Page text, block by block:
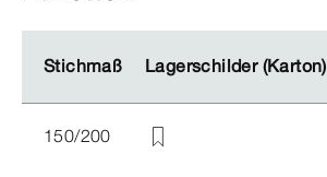
Stichmaß Lagerschilder (Karton)
Stichmaß Lagerschilder (Karton)
150/200